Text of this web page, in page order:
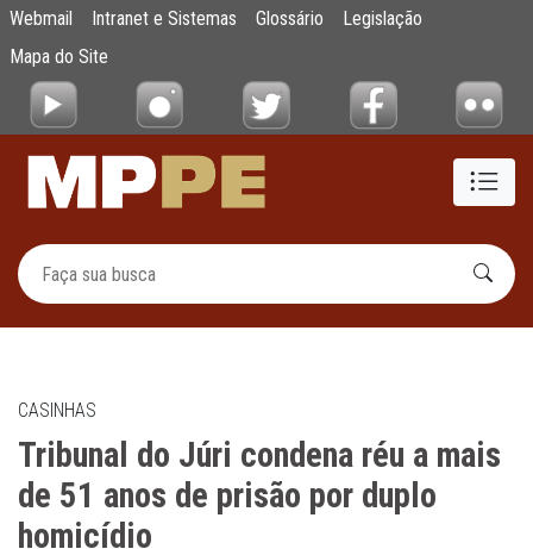
Pular para o Conteúdo principal
Tribunal do Júri condena réu a mais de 51
Webmail Intranet e Sistemas Glossário
Legislação
Mapa do Site
CASINHAS
Tribunal do Júri condena réu a mais
de 51 anos de prisão por duplo
homicídio